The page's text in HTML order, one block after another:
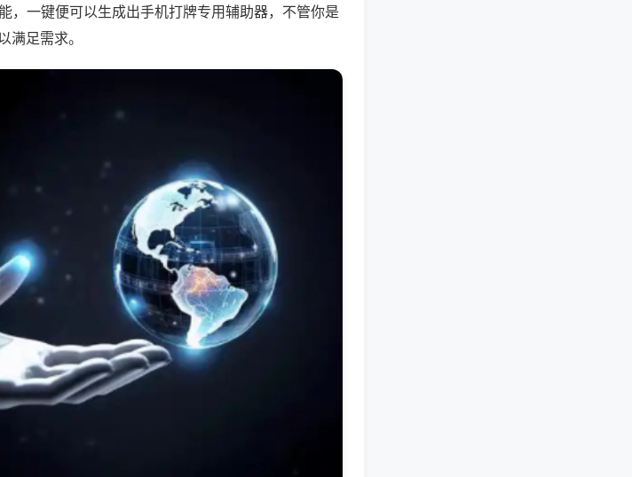
，一键便可以生成出手机打牌专用辅助器，不管你是
满足需求。